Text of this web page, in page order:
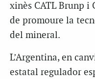
xinès CATL Brunp i
de promoure la
del mineral.
L’Argentina, en
estatal regulador